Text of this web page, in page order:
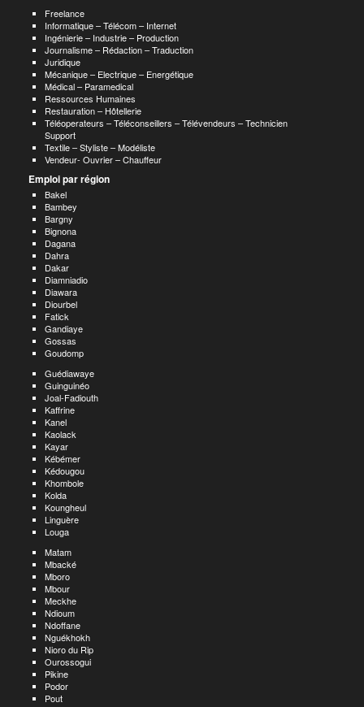
Freelance
Informatique – Télécom – Internet
Ingénierie – Industrie – Production
Journalisme – Rédaction – Traduction
Juridique
Mécanique – Electrique – Energétique
Médical – Paramedical
Ressources Humaines
Restauration – Hôtellerie
Téléoperateurs – Téléconseillers – Télévendeurs – Technicien
Support
Textile – Styliste – Modéliste
Vendeur- Ouvrier – Chauffeur
Emploi par région
Bakel
Bambey
Bargny
Bignona
Dagana
Dahra
Dakar
Diamniadio
Diawara
Diourbel
Fatick
Gandiaye
Gossas
Goudomp
Guédiawaye
Guinguinéo
Joal-Fadiouth
Kaffrine
Kanel
Kaolack
Kayar
Kébémer
Kédougou
Khombole
Kolda
Koungheul
Linguère
Louga
Matam
Mbacké
Mboro
Mbour
Meckhe
Ndioum
Ndoffane
Nguékhokh
Nioro du Rip
Ourossogui
Pikine
Podor
Pout